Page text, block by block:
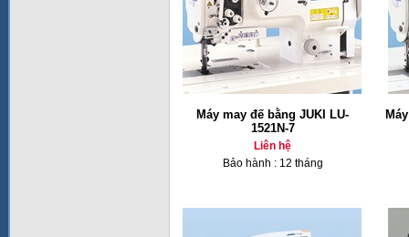
Máy may đế bằng JUKI LU-
1521N-7
Liên hệ
Bảo hành : 12 tháng